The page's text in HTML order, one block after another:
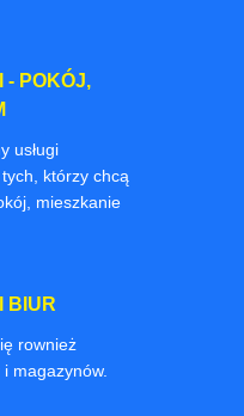
- POKÓJ,
usługi
którzy chcą
mieszkanie
BIUR
rownież
magazynów.